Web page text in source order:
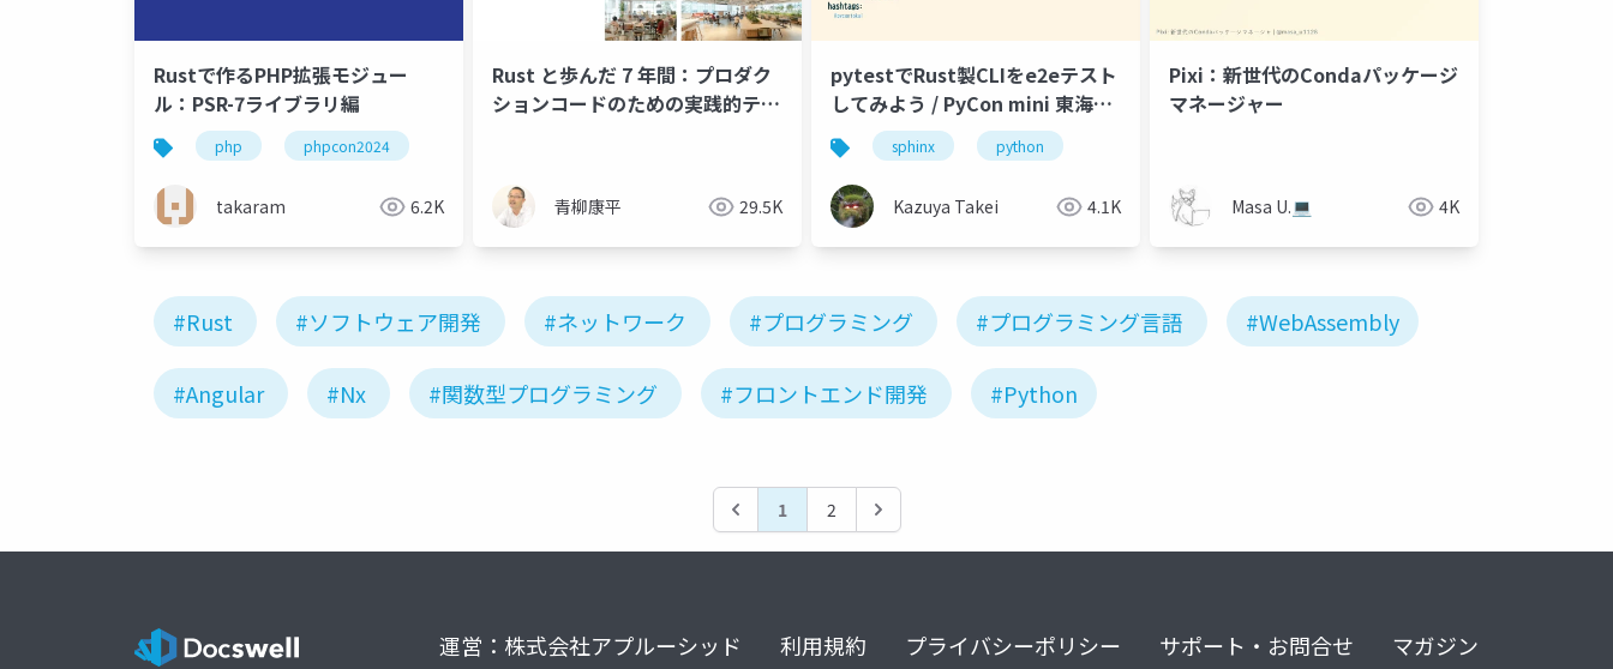
Rustで作るPHP拡張モジュー
ル：PSR-7ライブラリ編
php phpcon2024
takaram 6.2K
Rust と歩んだ 7 年間：プロダク
ションコードのための実践的テス
青柳康平 29.5K
pytestでRust製CLIをe2eテスト
してみよう / PyCon mini 東海
2024
sphinx python
Kazuya Takei 4.1K
Pixi：新世代のCondaパッケージ
マネージャー
Masa U.💻 4K
#Rust #ソフトウェア開発 #ネットワーク #プログラミング #プログラミング言語 #WebAssembly
#Angular #Nx #関数型プログラミング #フロントエンド開発 #Python
1 2
運営：株式会社アプルーシッド 利用規約 プライバシーポリシー サポート・お問合せ マガジン